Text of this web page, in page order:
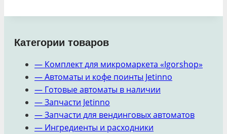
Категории товаров
— Комплект для микромаркета «Igorshop»
— Автоматы и кофе поинты Jetinno
— Готовые автоматы в наличии
— Запчасти Jetinno
— Запчасти для вендинговых автоматов
— Ингредиенты и расходники